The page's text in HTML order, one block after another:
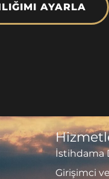
AYARLA
İstihdama
Girişimci ve